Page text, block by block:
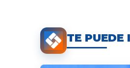
TE PUEDE